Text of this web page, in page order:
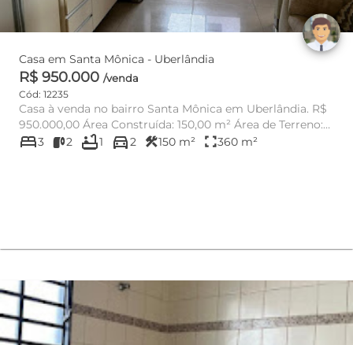
Casa em Santa Mônica - Uberlândia
R$ 950.000 /venda
Cód: 12235
Casa à venda no bairro Santa Mônica em Uberlândia. R$
950.000,00 Área Construída: 150,00 m² Área de Terreno:
360,...
bed3 2 bathtub1 directions_car2 construction150 m² fullscreen360 m²